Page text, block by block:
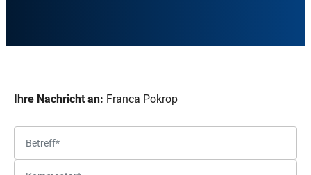
Ihre Nachricht an: Franca Pokrop